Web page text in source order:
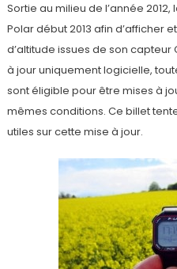
Sortie au milieu de l’année 2012,
Polar début 2013 afin d’afficher
d’altitude issues de son capteur
à jour uniquement logicielle,
sont éligible pour être mises à
mêmes conditions. Ce billet
utiles sur cette mise à jour.